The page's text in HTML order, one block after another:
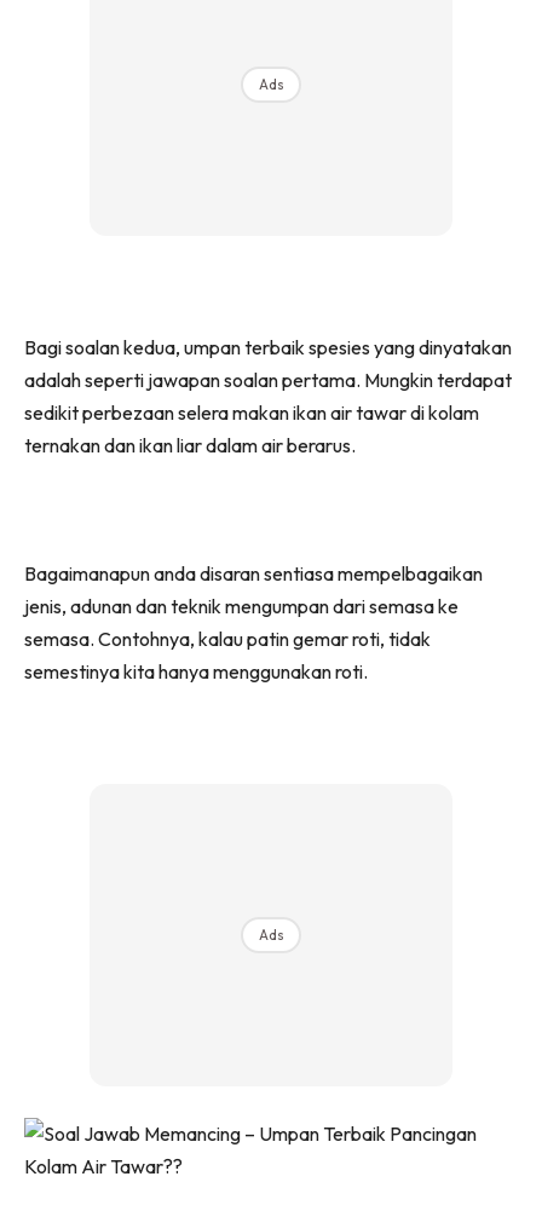
Ads
Bagi soalan kedua, umpan terbaik spesies yang dinyatakan
adalah seperti jawapan soalan pertama. Mungkin terdapat
sedikit perbezaan selera makan ikan air tawar di kolam
ternakan dan ikan liar dalam air berarus.
Bagaimanapun anda disaran sentiasa mempelbagaikan
jenis, adunan dan teknik mengumpan dari semasa ke
semasa. Contohnya, kalau patin gemar roti, tidak
semestinya kita hanya menggunakan roti.
Ads